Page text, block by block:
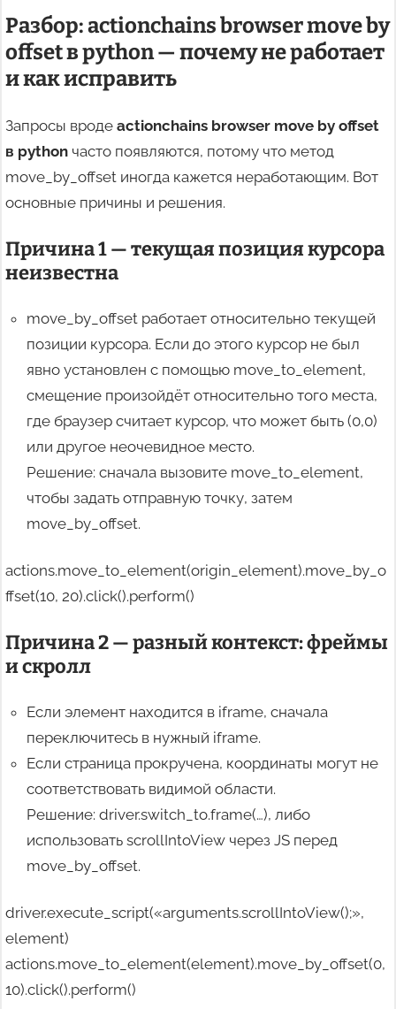
Разбор: actionchains browser move by
offset в python — почему не работает
и как исправить
Запросы вродеactionchains browser move by offset
в python часто появляются, потому что метод
move_by_offset иногда кажется неработающим. Вот
основные причины и решения.
Причина 1 — текущая позиция курсора
неизвестна
move_by_offset работает относительно текущей
позиции курсора. Если до этого курсор не был
явно установлен с помощью move_to_element,
смещение произойдёт относительно того места,
где браузер считает курсор, что может быть (0,0)
или другое неочевидное место.
Решение: сначала вызовите move_to_element,
чтобы задать отправную точку, затем
move_by_offset.
actions.move_to_element(origin_element).move_by_o
ffset(10, 20).click().perform()
Причина 2 — разный контекст: фреймы
и скролл
Если элемент находится в iframe, сначала
переключитесь в нужный iframe.
Если страница прокручена, координаты могут не
соответствовать видимой области.
Решение: driver.switch_to.frame(…), либо
использовать scrollIntoView через JS перед
move_by_offset.
driver.execute_script(«arguments.scrollIntoView();»,
element)
actions.move_to_element(element).move_by_offset(0,
10).click().perform()